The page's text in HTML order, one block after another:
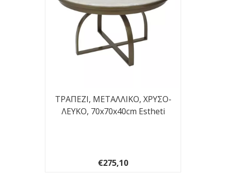
ΤΡΑΠΕΖΙ, ΜΕΤΑΛΛΙΚΟ, ΧΡΥΣΟ-
ΛΕΥΚΟ, 70x70x40cm Estheti
€275,10